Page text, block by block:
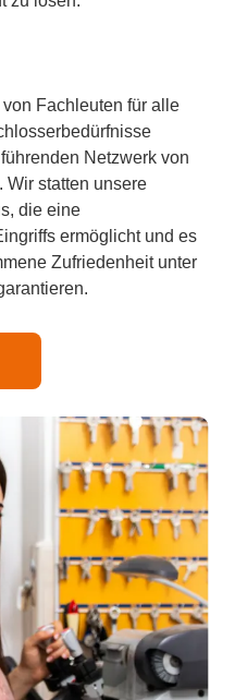
Fachleuten für alle
Netzwerk von
Wir statten unsere
die eine
ermöglicht und es
Zufriedenheit unter